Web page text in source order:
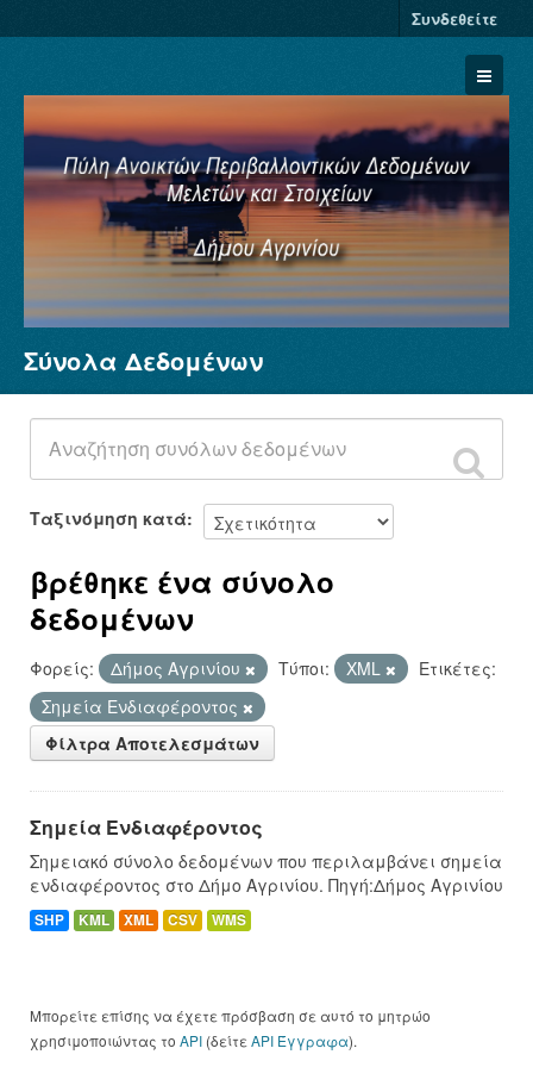
Συνδεθείτε
Σύνολα Δεδομένων
Φορείς
Ομάδες
Σχετικά
Σύνολα Δεδομένων
Ταξινόμηση κατά
βρέθηκε ένα σύνολο
δεδομένων
Φορείς: Δήμος Αγρινίου Τύποι: XML
Ετικέτες:
Σημεία Ενδιαφέροντος
Φίλτρα Αποτελεσμάτων
Σημεία Ενδιαφέροντος
Σημειακό σύνολο δεδομένων που περιλαμβάνει σημεία
ενδιαφέροντος στο Δήμο Αγρινίου. Πηγή:Δήμος Αγρινίου
SHP KML XML CSV WMS
Μπορείτε επίσης να έχετε πρόσβαση σε αυτό το μητρώο
χρησιμοποιώντας το API (δείτε API Έγγραφα).